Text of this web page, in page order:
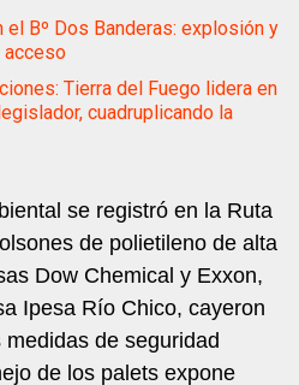
Bº Dos Banderas: explosión y
acceso
Tierra del Fuego lidera en
cuadruplicando la
se registró en la Ruta
de polietileno de alta
Dow Chemical y Exxon,
Ipesa Río Chico, cayeron
de seguridad
de los palets expone